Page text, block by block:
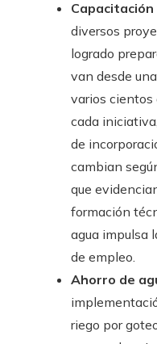
diversos
logrado
van desde
varios cientos
cada
de
cambian
que
formación
agua impulsa
de empleo.
Ahorro de
riego por